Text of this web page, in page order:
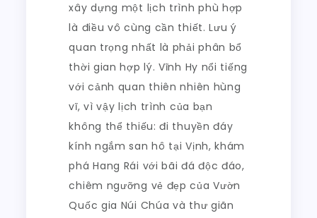
xây dựng một lịch trình phù hợp
là điều vô cùng cần thiết. Lưu ý
quan trọng nhất là phải phân bổ
thời gian hợp lý. Vĩnh Hy nổi tiếng
với cảnh quan thiên nhiên hùng
vĩ, vì vậy lịch trình của bạn
không thể thiếu: đi thuyền đáy
kính ngắm san hô tại Vịnh, khám
phá Hang Rái với bãi đá độc đáo,
chiêm ngưỡng vẻ đẹp của Vườn
Quốc gia Núi Chúa và thư giãn